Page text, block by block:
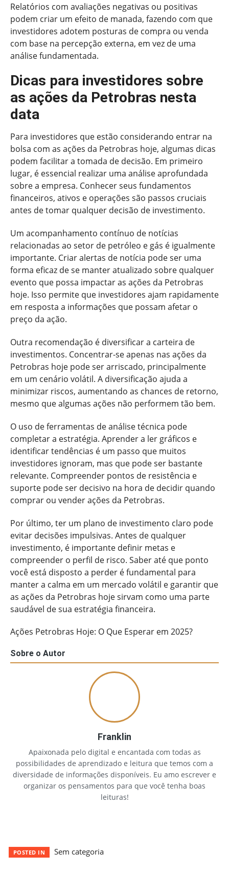
Relatórios com avaliações negativas ou positivas
podem criar um efeito de manada, fazendo com que
investidores adotem posturas de compra ou venda
com base na percepção externa, em vez de uma
análise fundamentada.
Dicas para investidores sobre
as ações da Petrobras nesta
data
Para investidores que estão considerando entrar na
bolsa com as ações da Petrobras hoje, algumas dicas
podem facilitar a tomada de decisão. Em primeiro
lugar, é essencial realizar uma análise aprofundada
sobre a empresa. Conhecer seus fundamentos
financeiros, ativos e operações são passos cruciais
antes de tomar qualquer decisão de investimento.
Um acompanhamento contínuo de notícias
relacionadas ao setor de petróleo e gás é igualmente
importante. Criar alertas de notícia pode ser uma
forma eficaz de se manter atualizado sobre qualquer
evento que possa impactar as ações da Petrobras
hoje. Isso permite que investidores ajam rapidamente
em resposta a informações que possam afetar o
preço da ação.
Outra recomendação é diversificar a carteira de
investimentos. Concentrar-se apenas nas ações da
Petrobras hoje pode ser arriscado, principalmente
em um cenário volátil. A diversificação ajuda a
minimizar riscos, aumentando as chances de retorno,
mesmo que algumas ações não performem tão bem.
O uso de ferramentas de análise técnica pode
completar a estratégia. Aprender a ler gráficos e
identificar tendências é um passo que muitos
investidores ignoram, mas que pode ser bastante
relevante. Compreender pontos de resistência e
suporte pode ser decisivo na hora de decidir quando
comprar ou vender ações da Petrobras.
Por último, ter um plano de investimento claro pode
evitar decisões impulsivas. Antes de qualquer
investimento, é importante definir metas e
compreender o perfil de risco. Saber até que ponto
você está disposto a perder é fundamental para
manter a calma em um mercado volátil e garantir que
as ações da Petrobras hoje sirvam como uma parte
saudável de sua estratégia financeira.
Ações Petrobras Hoje: O Que Esperar em 2025?
Sobre o Autor
Franklin
Apaixonada pelo digital e encantada com todas as
possibilidades de aprendizado e leitura que temos com a
diversidade de informações disponíveis. Eu amo escrever e
organizar os pensamentos para que você tenha boas
leituras!
POSTED IN Sem categoria